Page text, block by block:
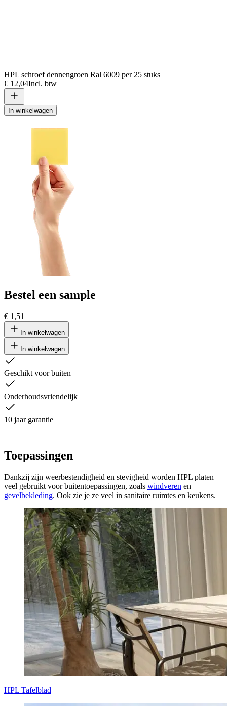
HPL schroef dennengroen Ral 6009 per 25 stuks
€ 12,04Incl. btw
In winkelwagen
Bestel een sample
€ 1,51
In winkelwagen
In winkelwagen
Geschikt voor buiten
Onderhoudsvriendelijk
10 jaar garantie
Toepassingen
Dankzij zijn weerbestendigheid en stevigheid worden HPL platen
veel gebruikt voor buitentoepassingen, zoals windveren en
gevelbekleding. Ook zie je ze veel in sanitaire ruimtes en keukens.
HPL Tafelblad